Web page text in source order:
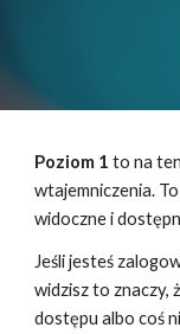
Poziom 1 to na
wtajemniczenia.
widoczne i
Jeśli jesteś
widzisz to znaczy,
dostępu albo coś